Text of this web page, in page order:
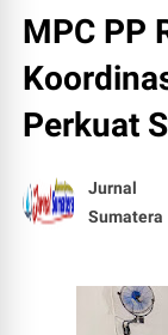
MPC PP
Perkuat
Jurnal
Sumatera